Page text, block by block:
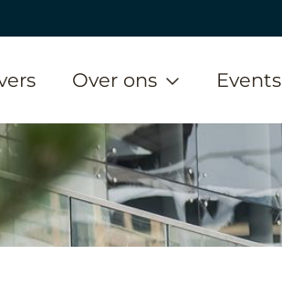
Over ons Events